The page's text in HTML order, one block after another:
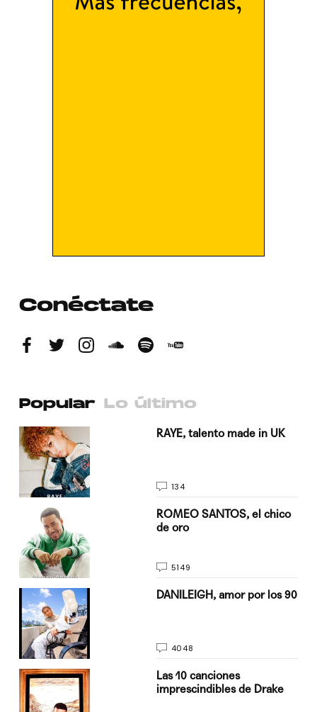
Conéctate
Popular Lo último
RAYE, talento made in UK
134
ROMEO SANTOS, el chico
de oro
5149
DANILEIGH, amor por los 90
4048
Las 10 canciones
imprescindibles de Drake